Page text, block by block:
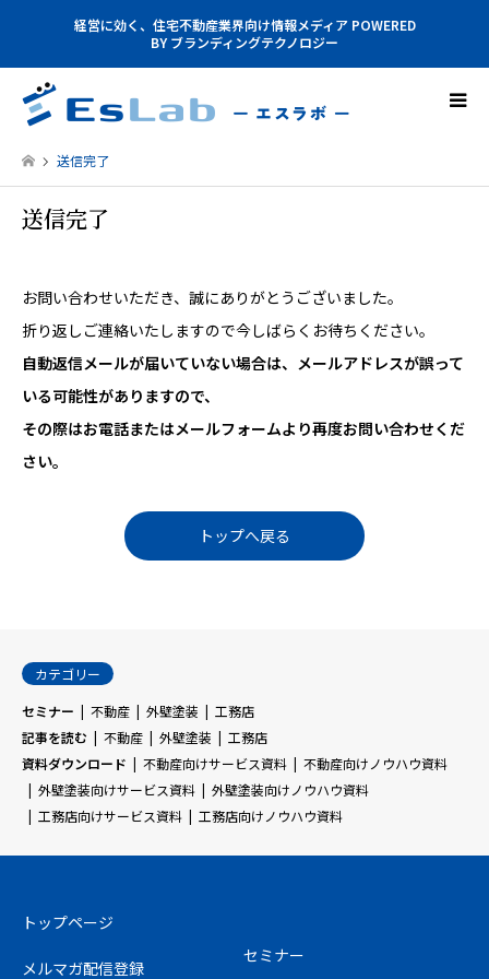
経営に効く、住宅不動産業界向け情報メディア POWERED
BY ブランディングテクノロジー
送信完了
送信完了
お問い合わせいただき、誠にありがとうございました。
折り返しご連絡いたしますので今しばらくお待ちください。
自動返信メールが届いていない場合は、メールアドレスが誤って
いる可能性がありますので、
その際はお電話またはメールフォームより再度お問い合わせくだ
さい。
トップへ戻る
カテゴリー
セミナー
不動産 外壁塗装
工務店
記事を読む
不動産 外壁塗装
工務店
資料ダウンロード
不動産向けサービス資料
不動産向けノウハウ資料
外壁塗装向けサービス資料
外壁塗装向けノウハウ資料
工務店向けサービス資料
工務店向けノウハウ資料
トップページ
メルマガ配信登録
セミナー